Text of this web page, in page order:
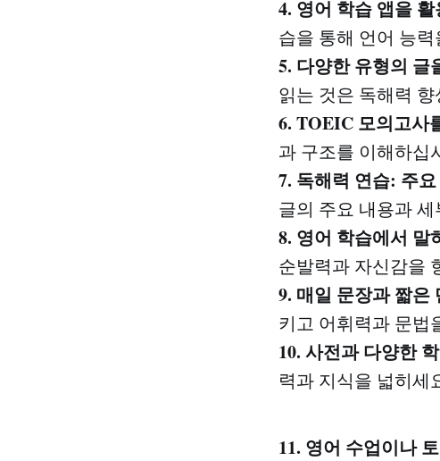
4. 영어 학습 앱을
습을 통해 언어 능
5. 다양한 유형의 글
읽는 것은 독해력
6. TOEIC 모의고사
과 구조를 이해하십
7. 독해력 연습: 주
글의 주요 내용과
8. 영어 학습에서 말
순발력과 자신감을
9. 매일 문장과 짧은
키고 어휘력과 문법
10. 사전과 다양한
력과 지식을 넓히세
11. 영어 수업이나